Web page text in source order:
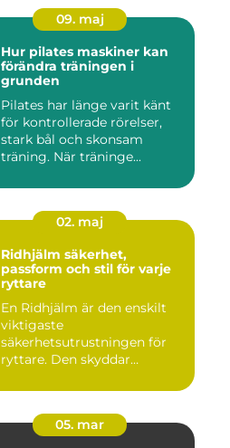
09. maj
Hur pilates maskiner kan
förändra träningen i
grunden
Pilates har länge varit känt
för kontrollerade rörelser,
stark bål och skonsam
träning. När träninge...
02. maj
Ridhjälm säkerhet,
passform och stil för varje
ryttare
En Ridhjälm är den enskilt
viktigaste
säkerhetsutrustningen för
ryttare. Den skyddar
05. mar